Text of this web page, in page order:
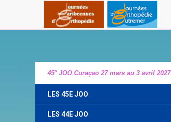
45° JOO Curaçao 27 mars au 3 avril 2027
LES 45E JOO
LES 44E JOO